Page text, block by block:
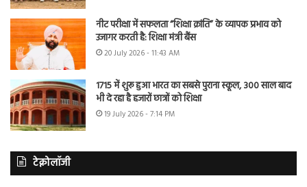
नीट परीक्षा में सफलता “शिक्षा क्रांति” के व्यापक प्रभाव को
उजागर करती है: शिक्षा मंत्री बैंस
20 July 2026 - 11:43 AM
1715 में शुरू हुआ भारत का सबसे पुराना स्कूल, 300 साल बाद
भी दे रहा है हजारों छात्रों को शिक्षा
19 July 2026 - 7:14 PM
टेक्नोलॉजी